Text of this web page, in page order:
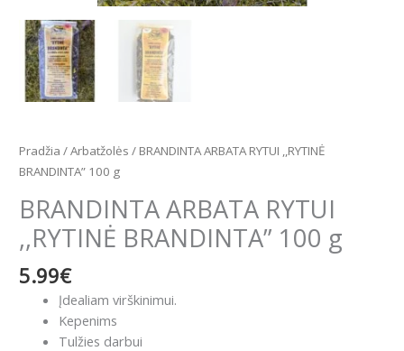
Pradžia /Arbatžolės / ​BRANDINTA ARBATA RYTUI ,,RYTINĖ
BRANDINTA” 100 g
​BRANDINTA ARBATA RYTUI
,,RYTINĖ BRANDINTA” 100 g
5.99€
Įdealiam virškinimui.
Kepenims
Tulžies darbui